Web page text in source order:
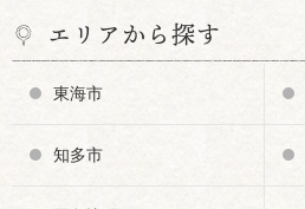
エリアから探す
東海市
知多市